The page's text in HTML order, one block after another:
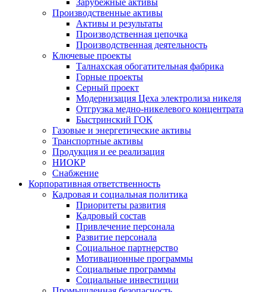
Зарубежные активы
Производственные активы
Активы и результаты
Производственная цепочка
Производственная деятельность
Ключевые проекты
Талнахская обогатительная фабрика
Горные проекты
Серный проект
Модернизация Цеха электролиза никеля
Отгрузка медно-никелевого концентрата
Быстринский ГОК
Газовые и энергетические активы
Транспортные активы
Продукция и ее реализация
НИОКР
Снабжение
Корпоративная ответственность
Кадровая и социальная политика
Приоритеты развития
Кадровый состав
Привлечение персонала
Развитие персонала
Социальное партнерство
Мотивационные программы
Социальные программы
Социальные инвестиции